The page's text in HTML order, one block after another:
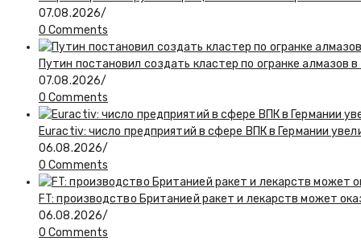
07.08.2026/
0 Comments
Путин постановил создать кластер по огранке алмазов
07.08.2026/
0 Comments
Euractiv: число предприятий в сфере ВПК в Германии
06.08.2026/
0 Comments
FT: производство Британией ракет и лекарств может
06.08.2026/
0 Comments